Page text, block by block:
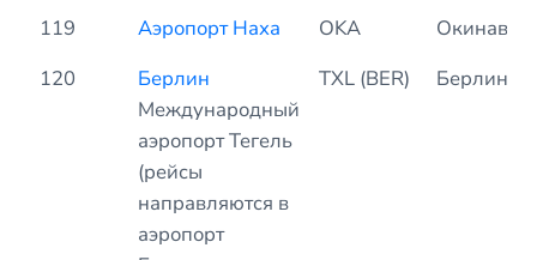
119 Аэропорт Наха OKA
Окинава
120
Берлин
Международный
аэропорт Тегель
(рейсы
направляются в
аэропорт
TXL (BER) Берлин